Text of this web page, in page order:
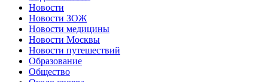
Новости
Новости ЗОЖ
Новости медицины
Новости Москвы
Новости путешествий
Образование
Общество